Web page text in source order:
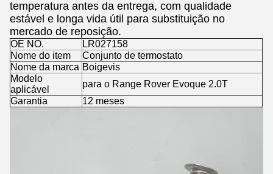
temperatura antes da entrega, com qualidade
estável e longa vida útil para substituição no
mercado de reposição.
OE NO.
LR027158
Nome do item
Conjunto de termostato
Nome da marca Boigevis
Modelo
aplicável
para o Range Rover Evoque 2.0T
Garantia
12 meses